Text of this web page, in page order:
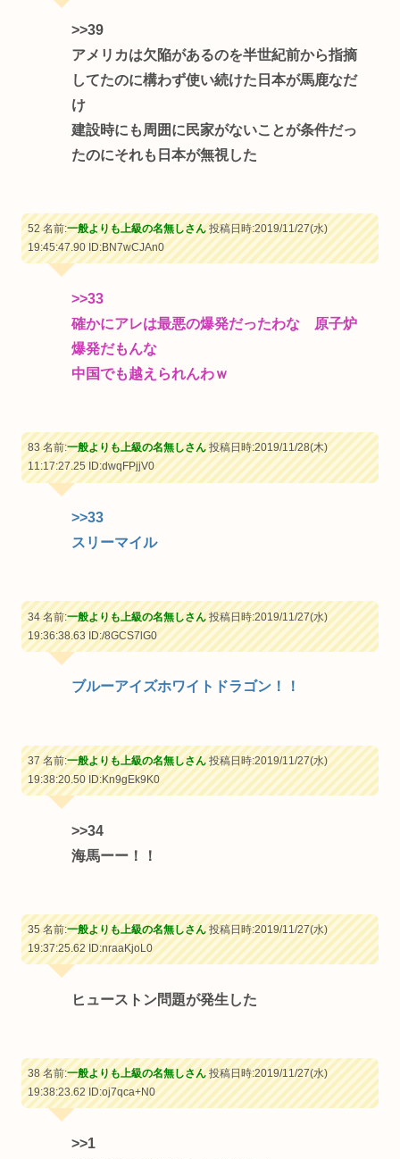
>>39
アメリカは欠陥があるのを半世紀前から指摘
してたのに構わず使い続けた日本が馬鹿なだ
け
建設時にも周囲に民家がないことが条件だっ
たのにそれも日本が無視した
52 名前:一般よりも上級の名無しさん投稿日時:2019/11/27(水)
19:45:47.90ID:BN7wCJAn0
>>33
確かにアレは最悪の爆発だったわな 原子炉
爆発だもんな
中国でも越えられんわｗ
83 名前:一般よりも上級の名無しさん投稿日時:2019/11/28(木)
11:17:27.25ID:dwqFPjjV0
>>33
スリーマイル
34 名前:一般よりも上級の名無しさん投稿日時:2019/11/27(水)
19:36:38.63ID:/8GCS7lG0
ブルーアイズホワイトドラゴン！！
37 名前:一般よりも上級の名無しさん投稿日時:2019/11/27(水)
19:38:20.50ID:Kn9gEk9K0
>>34
海馬ーー！！
35 名前:一般よりも上級の名無しさん投稿日時:2019/11/27(水)
19:37:25.62ID:nraaKjoL0
ヒューストン問題が発生した
38 名前:一般よりも上級の名無しさん投稿日時:2019/11/27(水)
19:38:23.62ID:oj7qca+N0
>>1